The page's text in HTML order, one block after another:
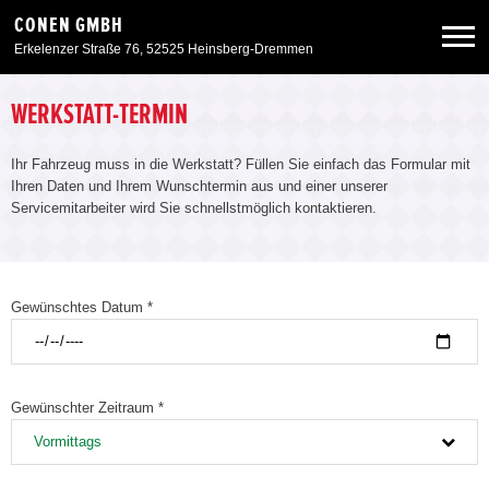
CONEN GMBH
Erkelenzer Straße 76, 52525 Heinsberg-Dremmen
Neuwagen
Gebrauchtwagen
Service & Zubehör
Unser Autohaus
Zurück zur Portalseite
WERKSTATT-TERMIN
Ihr Fahrzeug muss in die Werkstatt? Füllen Sie einfach das Formular mit
Ihren Daten und Ihrem Wunschtermin aus und einer unserer
Servicemitarbeiter wird Sie schnellstmöglich kontaktieren.
Gewünschtes Datum *
Gewünschter Zeitraum *
Vormittags